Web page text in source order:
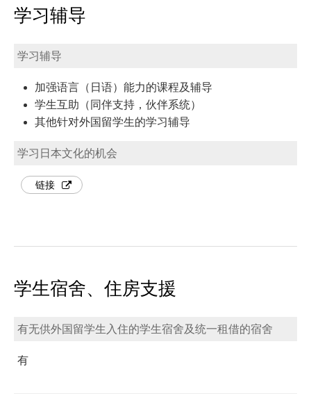
学习辅导
学习辅导
加强语言（日语）能力的课程及辅导
学生互助（同伴支持，伙伴系统）
其他针对外国留学生的学习辅导
学习日本文化的机会
链接
学生宿舍、住房支援
有无供外国留学生入住的学生宿舍及统一租借的宿舍
有